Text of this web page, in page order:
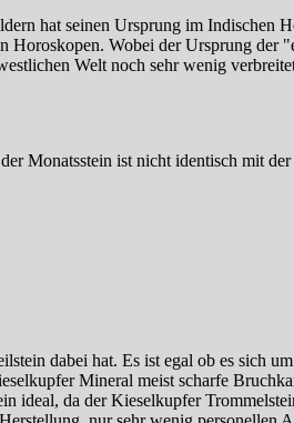
hat seinen Ursprung im Indischen
Horoskopen. Wobei der Ursprung der
Welt noch sehr wenig
Monatsstein ist nicht identisch mit
dabei hat. Es ist egal ob es sich
Mineral meist scharfe
ideal, da der Kieselkupfer